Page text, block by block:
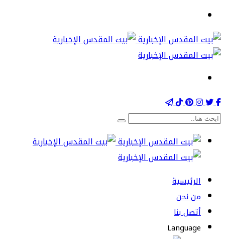
الرئيسية
من نحن
أتصل بنا
Language